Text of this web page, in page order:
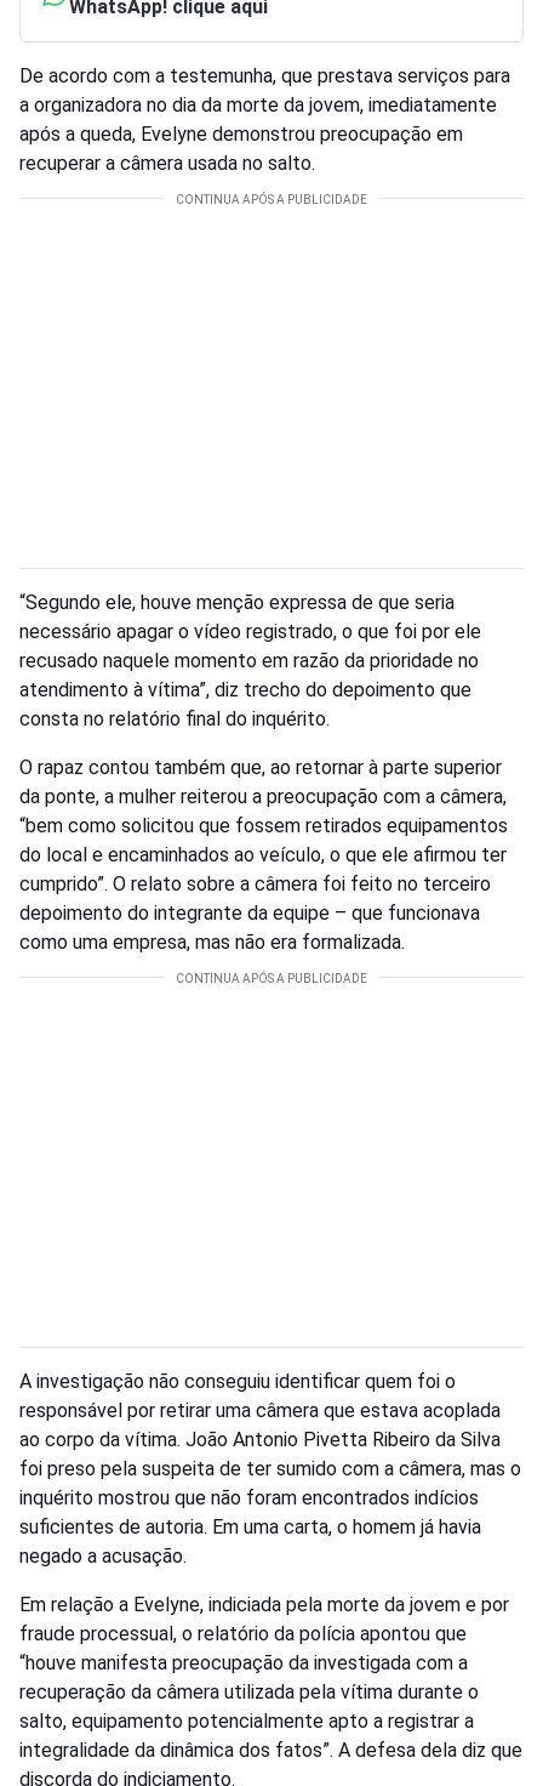
WhatsApp! clique aqui
De acordo com a testemunha, que prestava serviços para
a organizadora no dia da morte da jovem, imediatamente
após a queda, Evelyne demonstrou preocupação em
recuperar a câmera usada no salto.
“Segundo ele, houve menção expressa de que seria
necessário apagar o vídeo registrado, o que foi por ele
recusado naquele momento em razão da prioridade no
atendimento à vítima”, diz trecho do depoimento que
consta no relatório final do inquérito.
O rapaz contou também que, ao retornar à parte superior
da ponte, a mulher reiterou a preocupação com a câmera,
“bem como solicitou que fossem retirados equipamentos
do local e encaminhados ao veículo, o que ele afirmou ter
cumprido”. O relato sobre a câmera foi feito no terceiro
depoimento do integrante da equipe – que funcionava
como uma empresa, mas não era formalizada.
A investigação não conseguiu identificar quem foi o
responsável por retirar uma câmera que estava acoplada
ao corpo da vítima. João Antonio Pivetta Ribeiro da Silva
foi preso pela suspeita de ter sumido com a câmera, mas o
inquérito mostrou que não foram encontrados indícios
suficientes de autoria. Em uma carta, o homem já havia
negado a acusação.
Em relação a Evelyne, indiciada pela morte da jovem e por
fraude processual, o relatório da polícia apontou que
“houve manifesta preocupação da investigada com a
recuperação da câmera utilizada pela vítima durante o
salto, equipamento potencialmente apto a registrar a
integralidade da dinâmica dos fatos”. A defesa dela diz que
discorda do indiciamento.